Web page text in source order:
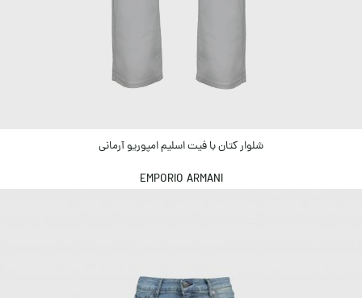
شلوار کتان با فیت اسلیم امپوریو آرمانی
EMPORIO ARMANI